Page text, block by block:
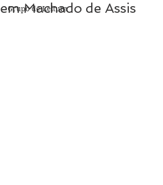
Grupo de Leitura
em Machado de Assis